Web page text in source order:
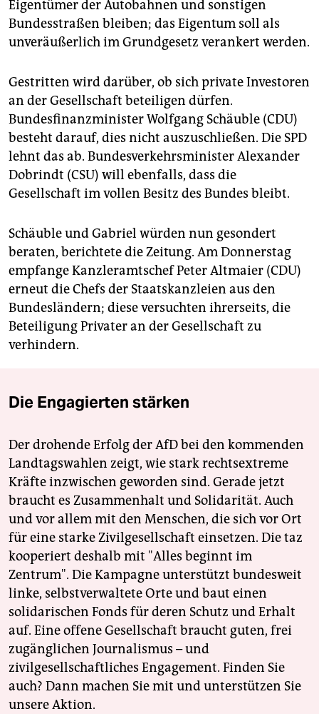
Eigentümer der Autobahnen und sonstigen
Bundesstraßen bleiben; das Eigentum soll als
unveräußerlich im Grundgesetz verankert werden.
Gestritten wird darüber, ob sich private Investoren
an der Gesellschaft beteiligen dürfen.
Bundesfinanzminister Wolfgang Schäuble (CDU)
besteht darauf, dies nicht auszuschließen. Die SPD
lehnt das ab. Bundesverkehrsminister Alexander
Dobrindt (CSU) will ebenfalls, dass die
Gesellschaft im vollen Besitz des Bundes bleibt.
Schäuble und Gabriel würden nun gesondert
beraten, berichtete die Zeitung. Am Donnerstag
empfange Kanzleramtschef Peter Altmaier (CDU)
erneut die Chefs der Staatskanzleien aus den
Bundesländern; diese versuchten ihrerseits, die
Beteiligung Privater an der Gesellschaft zu
verhindern.
Die Engagierten stärken
Der drohende Erfolg der AfD bei den kommenden
Landtagswahlen zeigt, wie stark rechtsextreme
Kräfte inzwischen geworden sind. Gerade jetzt
braucht es Zusammenhalt und Solidarität. Auch
und vor allem mit den Menschen, die sich vor Ort
für eine starke Zivilgesellschaft einsetzen. Die taz
kooperiert deshalb mit "Alles beginnt im
Zentrum". Die Kampagne unterstützt bundesweit
linke, selbstverwaltete Orte und baut einen
solidarischen Fonds für deren Schutz und Erhalt
auf. Eine offene Gesellschaft braucht guten, frei
zugänglichen Journalismus – und
zivilgesellschaftliches Engagement. Finden Sie
auch? Dann machen Sie mit und unterstützen Sie
unsere Aktion.